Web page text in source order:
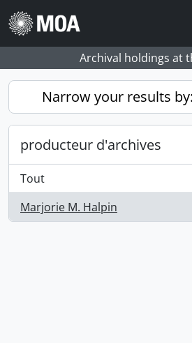
Skip to main content
Archival holdings at
Narrow your results by:
producteur d'archives
Tout
Marjorie M. Halpin
, 2 résultats